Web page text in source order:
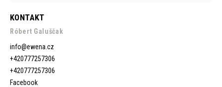
KONTAKT
Róbert Galuščak
info@ewena.cz
+420777257306
+420777257306
Facebook